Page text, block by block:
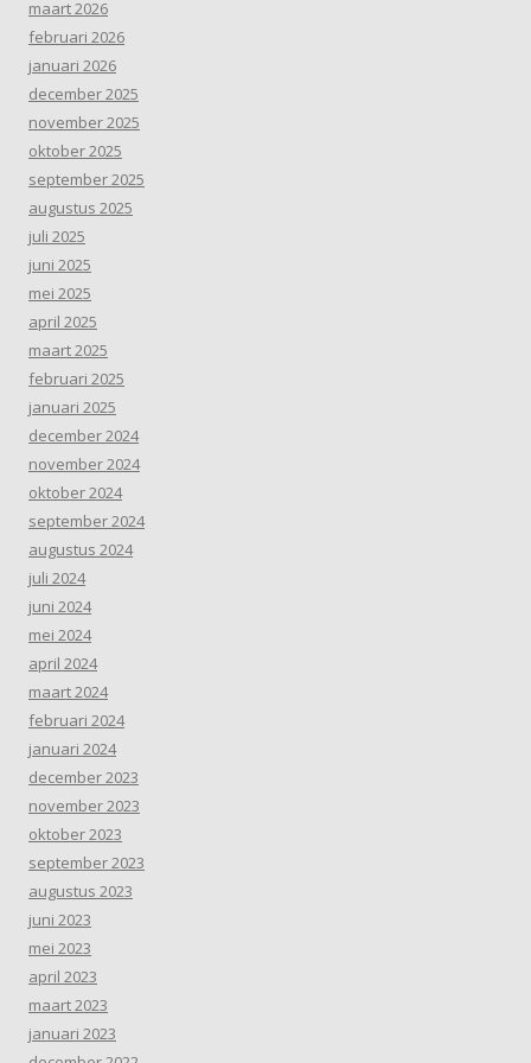
maart 2026
februari 2026
januari 2026
december 2025
november 2025
oktober 2025
september 2025
augustus 2025
juli 2025
juni 2025
mei 2025
april 2025
maart 2025
februari 2025
januari 2025
december 2024
november 2024
oktober 2024
september 2024
augustus 2024
juli 2024
juni 2024
mei 2024
april 2024
maart 2024
februari 2024
januari 2024
december 2023
november 2023
oktober 2023
september 2023
augustus 2023
juni 2023
mei 2023
april 2023
maart 2023
januari 2023